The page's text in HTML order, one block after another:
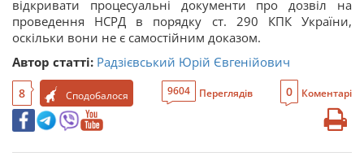
відкривати процесуальні документи про дозвіл на
проведення НСРД в порядку ст. 290 КПК України,
оскільки вони не є самостійним доказом.
Автор статті: Радзієвський Юрій Євгенійович
8 Сподобалося 9604 Переглядів 0 Коментарі